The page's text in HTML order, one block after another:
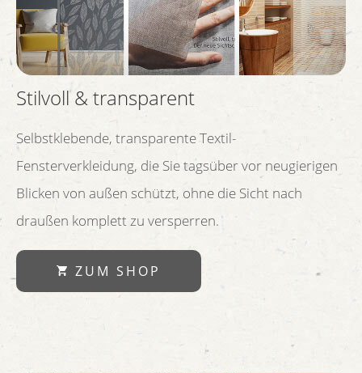
Stilvoll & transparent
Selbstklebende, transparente Textil-
Fensterverkleidung, die Sie tagsüber vor neugierigen
Blicken von außen schützt, ohne die Sicht nach
draußen komplett zu versperren.
ZUM SHOP